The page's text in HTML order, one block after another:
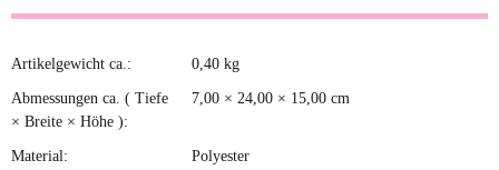
Produkteigenschaft
Wert
Artikelgewicht ca.: 0,40 kg
Abmessungen ca. ( Tiefe
× Breite × Höhe ):
7,00 × 24,00 × 15,00 cm
Material: Polyester